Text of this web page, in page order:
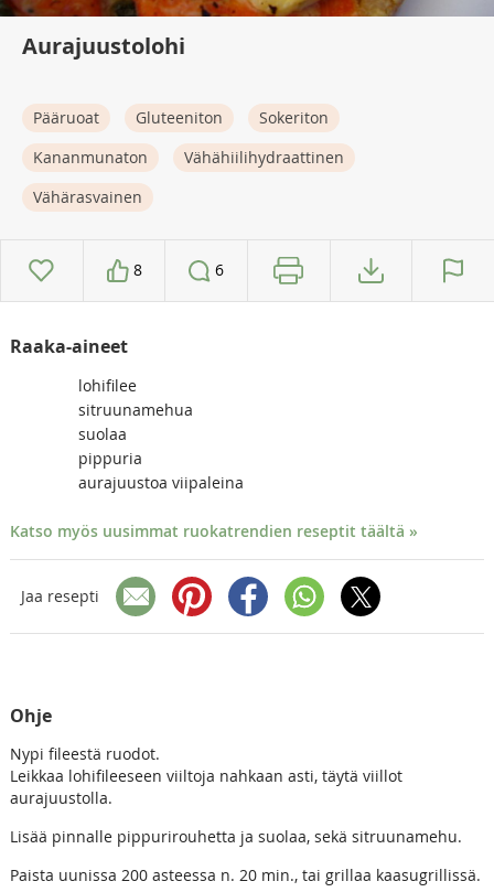
Aurajuustolohi
Pääruoat Gluteeniton
Sokeriton
Kananmunaton
Vähähiilihydraattinen
Vähärasvainen
8 6
Raaka-aineet
lohifilee
sitruunamehua
suolaa
pippuria
aurajuustoa viipaleina
Katso myös uusimmat ruokatrendien reseptit täältä »
Jaa resepti
Ohje
Nypi fileestä ruodot.
Leikkaa lohifileeseen viiltoja nahkaan asti, täytä viillot
aurajuustolla.
Lisää pinnalle pippurirouhetta ja suolaa, sekä sitruunamehu.
Paista uunissa 200 asteessa n. 20 min., tai grillaa kaasugrillissä.